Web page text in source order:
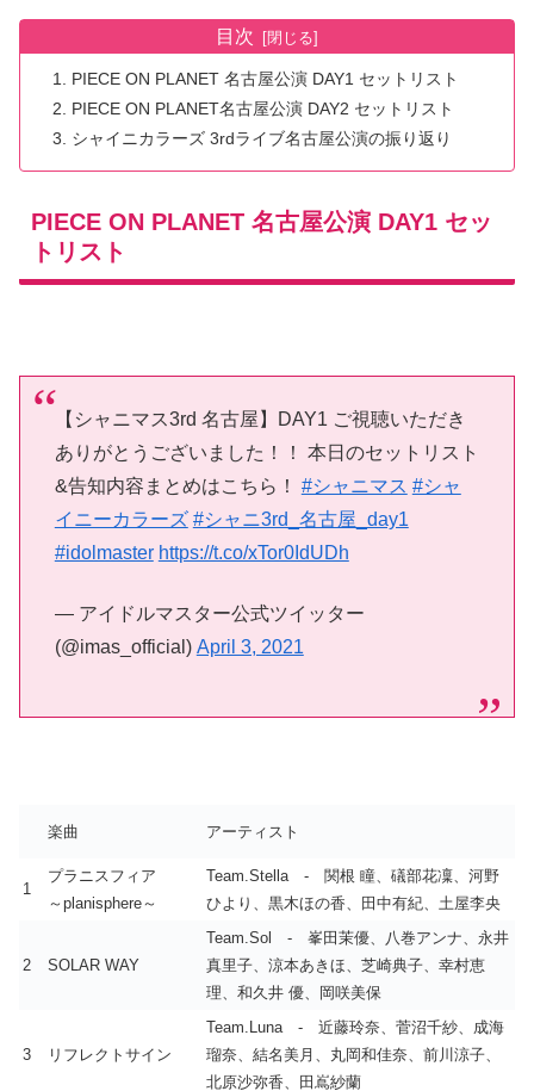
目次
PIECE ON PLANET 名古屋公演 DAY1 セットリスト
PIECE ON PLANET名古屋公演 DAY2 セットリスト
シャイニカラーズ 3rdライブ名古屋公演の振り返り
PIECE ON PLANET 名古屋公演 DAY1 セッ
トリスト
【シャニマス3rd 名古屋】DAY1 ご視聴いただき
ありがとうございました！！ 本日のセットリスト
&告知内容まとめはこちら！ #シャニマス #シャ
イニーカラーズ #シャニ3rd_名古屋_day1
#idolmaster https://t.co/xTor0IdUDh
— アイドルマスター公式ツイッター
(@imas_official) April 3, 2021
楽曲 アーティスト
1
プラニスフィア
～planisphere～
Team.Stella - 関根 瞳、礒部花凜、河野
ひより、黒木ほの香、田中有紀、土屋李央
2 SOLAR WAY
Team.Sol - 峯田茉優、八巻アンナ、永井
真里子、涼本あきほ、芝崎典子、幸村恵
理、和久井 優、岡咲美保
3 リフレクトサイン
Team.Luna - 近藤玲奈、菅沼千紗、成海
瑠奈、結名美月、丸岡和佳奈、前川涼子、
北原沙弥香、田嶌紗蘭